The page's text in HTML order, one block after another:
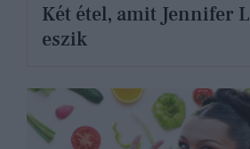
Két étel, amit Jennifer
eszik